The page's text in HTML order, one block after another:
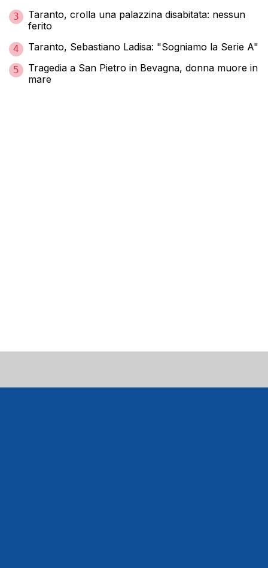
3
Taranto, crolla una palazzina disabitata: nessun
ferito
4 Taranto, Sebastiano Ladisa: "Sogniamo la Serie A"
5
Tragedia a San Pietro in Bevagna, donna muore in
mare